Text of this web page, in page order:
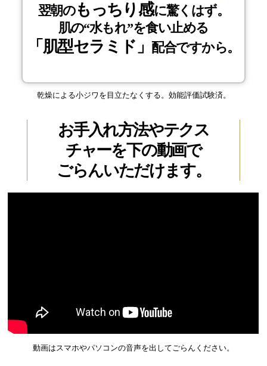
翌朝のもっちり感に驚くはず。
肌の“水もれ”を食い止める
「肌型セラミド」 配合ですから。
乾燥による小ジワを目立たなくする。効能評価試験済。
お手入れ方法やテクス
チャーを下の動画で
ごらんいただけます。
動画はスマホやパソコンの音声を出してごらんください。